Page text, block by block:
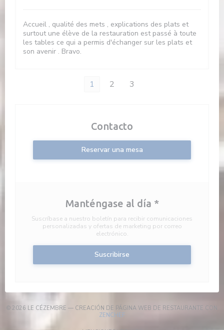
Accueil , qualité des mets , explications des plats et
surtout une élève de la restauration est passé à toute
les tables ce qui a permis d'échanger sur les plats et
son avenir . Bravo.
1 2 3
Contacto
Reservar una mesa
Manténgase al día *
Suscríbase a nuestro boletín para recibir comunicaciones
personalizadas y ofertas de marketing por correo
electrónico.
Suscribirse
© 2026 LE CÉZEMBRE — CREACIÓN DE PÁGINA WEB DE RESTAURANTE CON
ZENCHEF((ABRE EN UNA NUEVA VENTANA))